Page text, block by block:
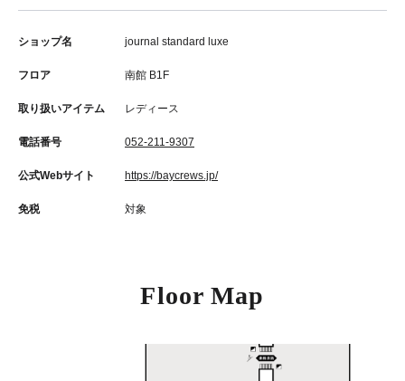
ショップ名 journal standard luxe
フロア 南館 B1F
取り扱いアイテム レディース
電話番号 052-211-9307
公式Webサイト https://baycrews.jp/
免税 対象
Floor Map